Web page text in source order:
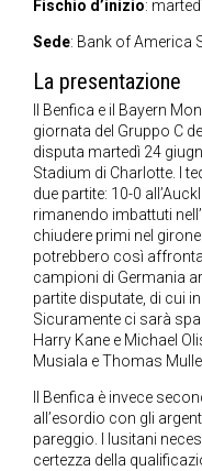
Fischio d’inizio:
Sede: Bank of America
La presentazione
Il Benfica e il Bayern
giornata del Gruppo C
disputa martedì 24
Stadium di Charlotte. I
due partite: 10-0
rimanendo imbattuti
chiudere primi nel
potrebbero così
campioni di Germania
partite disputate, di cui
Sicuramente ci sarà
Harry Kane e Michael
Musiala e Thomas
Il Benfica è invece
all’esordio con gli
pareggio. I lusitani
certezza della